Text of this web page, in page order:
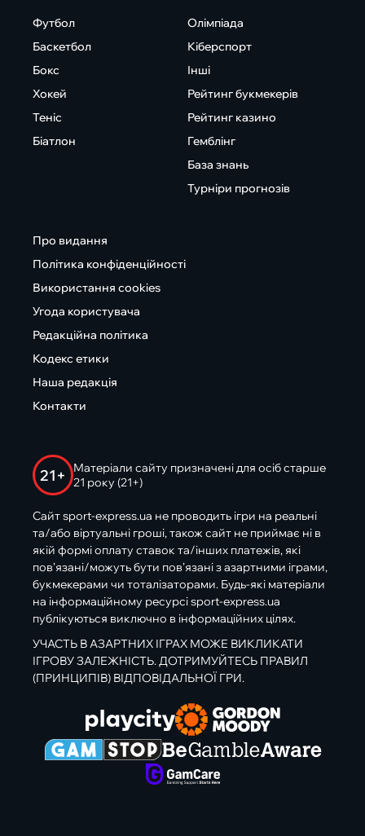
Футбол
Баскетбол
Бокс
Хокей
Теніс
Біатлон
Олімпіада
Кіберспорт
Інші
Рейтинг букмекерів
Рейтинг казино
Гемблінг
База знань
Турніри прогнозів
Про видання
Політика конфіденційності
Використання cookies
Угода користувача
Редакційна політика
Кодекс етики
Наша редакція
Контакти
21+
Матеріали сайту призначені для осіб старше
21 року (21+)
Сайт sport-express.ua не проводить ігри на реальні
та/або віртуальні гроші, також сайт не приймає ні в
якій формі оплату ставок та/інших платежів, які
пов’язані/можуть бути пов’язані з азартними іграми,
букмекерами чи тоталізаторами. Будь-які матеріали
на інформаційному ресурсі sport-express.ua
публікуються виключно в інформаційних цілях.
УЧАСТЬ В АЗАРТНИХ ІГРАХ МОЖЕ ВИКЛИКАТИ
ІГРОВУ ЗАЛЕЖНІСТЬ. ДОТРИМУЙТЕСЬ ПРАВИЛ
(ПРИНЦИПІВ) ВІДПОВІДАЛЬНОЇ ГРИ.